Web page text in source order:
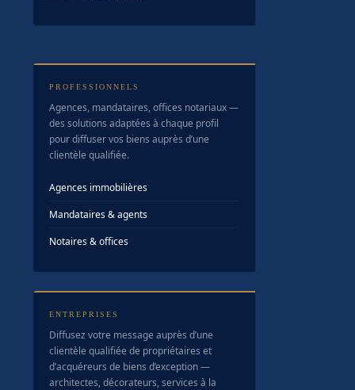
PROFESSIONNELS
Agences, mandataires, offices notariaux —
des solutions adaptées à chaque profil
pour diffuser vos biens auprès d’une
clientèle qualifiée.
Agences immobilières
Mandataires & agents
Notaires & offices
ENTREPRISES
Diffusez votre message auprès d’une
clientèle qualifiée de propriétaires et
d’acquéreurs de biens d’exception —
architectes, décorateurs, services à la